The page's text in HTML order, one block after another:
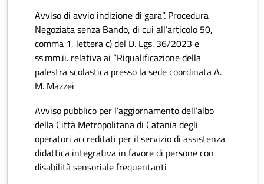
Avviso di avvio indizione di gara”. Procedura
Negoziata senza Bando, di cui all’articolo 50,
comma 1, lettera c) del D. Lgs. 36/2023 e
ss.mm.ii. relativa ai “Riqualificazione della
palestra scolastica presso la sede coordinata A.
M. Mazzei
Avviso pubblico per l’aggiornamento dell’albo
della Città Metropolitana di Catania degli
operatori accreditati per il servizio di assistenza
didattica integrativa in favore di persone con
disabilità sensoriale frequentanti